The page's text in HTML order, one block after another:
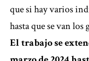
que si hay varios
hasta que se van los
El trabajo se